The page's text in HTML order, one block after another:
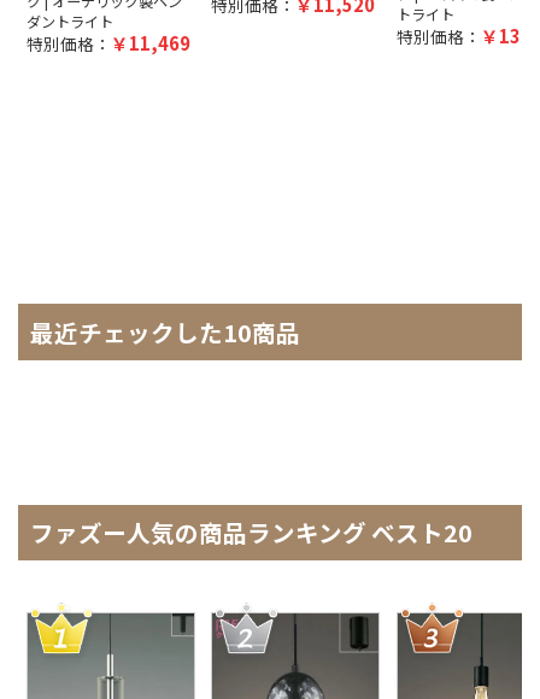
ダントライト
特別価格： 11,469
トライト
特別価格：
最近チェックした10商品
ファズー人気の商品ランキング ベスト20